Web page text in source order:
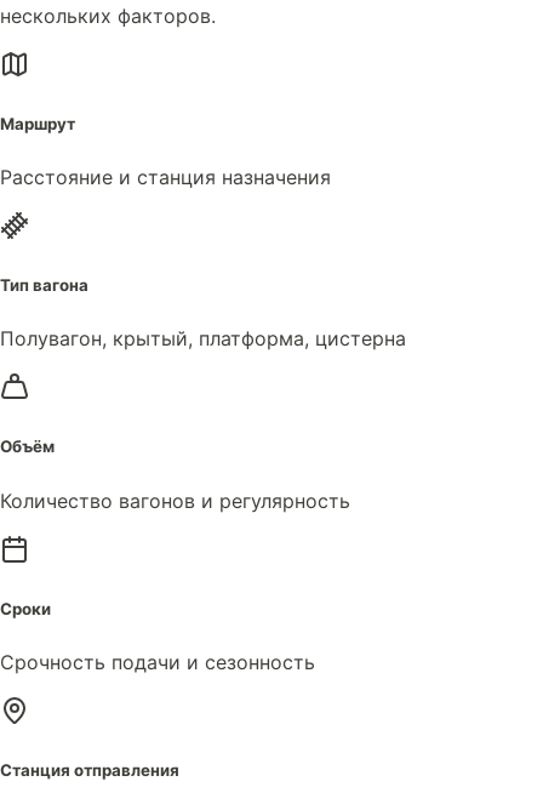
нескольких факторов.
Маршрут
Расстояние и станция назначения
Тип вагона
Полувагон, крытый, платформа, цистерна
Объём
Количество вагонов и регулярность
Сроки
Срочность подачи и сезонность
Станция отправления